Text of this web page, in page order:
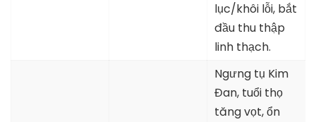
lục/khôi lỗi, bắt
đầu thu thập
linh thạch.
Ngưng tụ Kim
Đan, tuổi thọ
tăng vọt, ổn